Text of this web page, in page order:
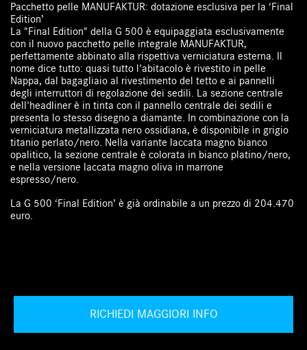
Pacchetto pelle MANUFAKTUR: dotazione esclusiva per la ‘Final
Edition’
La "Final Edition" della G 500 è equipaggiata esclusivamente
con il nuovo pacchetto pelle integrale MANUFAKTUR,
perfettamente abbinato alla rispettiva verniciatura esterna. Il
nome dice tutto: quasi tutto l'abitacolo è rivestito in pelle
Nappa, dal bagagliaio al rivestimento del tetto e ai pannelli
degli interruttori di regolazione dei sedili. La sezione centrale
dell'headliner è in tinta con il pannello centrale dei sedili e
presenta lo stesso disegno a diamante. In combinazione con la
verniciatura metallizzata nero ossidiana, è disponibile in grigio
titanio perlato/nero. Nella variante laccata magno bianco
opalitico, la sezione centrale è colorata in bianco platino/nero,
e nella versione laccata magno oliva in marrone
espresso/nero.
La G 500 ‘Final Edition’ è già ordinabile a un prezzo di 204.470
euro.
RICHIEDI MAGGIORI INFO